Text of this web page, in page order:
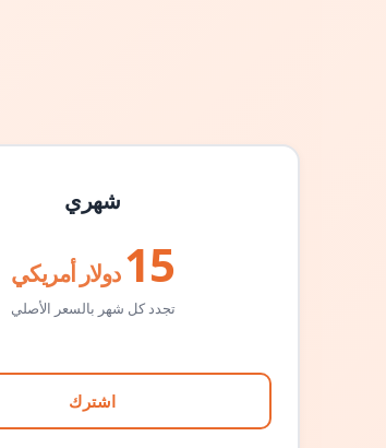
شهري
15 دولار أمريكي
تجدد كل شهر بالسعر الأصلي
اشترك